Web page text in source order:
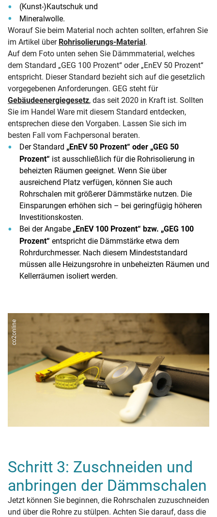
(Kunst-)Kautschuk und
Mineralwolle.
Worauf Sie beim Material noch achten sollten, erfahren Sie
im Artikel über Rohrisolierungs-Material .
Auf dem Foto unten sehen Sie Dämmmaterial, welches
dem Standard „GEG 100 Prozent“ oder „EnEV 50 Prozent“
entspricht. Dieser Standard bezieht sich auf die gesetzlich
vorgegebenen Anforderungen. GEG steht für
Gebäudeenergiegesetz, das seit 2020 in Kraft ist. Sollten
Sie im Handel Ware mit diesem Standard entdecken,
entsprechen diese den Vorgaben. Lassen Sie sich im
besten Fall vom Fachpersonal beraten.
Der Standard „EnEV 50 Prozent“ oder „GEG 50
Prozent“ ist ausschließlich für die Rohrisolierung in
beheizten Räumen geeignet. Wenn Sie über
ausreichend Platz verfügen, können Sie auch
Rohrschalen mit größerer Dämmstärke nutzen. Die
Einsparungen erhöhen sich – bei geringfügig höheren
Investitionskosten.
Bei der Angabe „EnEV 100 Prozent“ bzw. „GEG 100
Prozent“ entspricht die Dämmstärke etwa dem
Rohrdurchmesser. Nach diesem Mindeststandard
müssen alle Heizungsrohre in unbeheizten Räumen und
Kellerräumen isoliert werden.
co2online
Schritt 3: Zuschneiden und
anbringen der Dämmschalen
Jetzt können Sie beginnen, die Rohrschalen zuzuschneiden
und über die Rohre zu stülpen. Achten Sie darauf, dass die